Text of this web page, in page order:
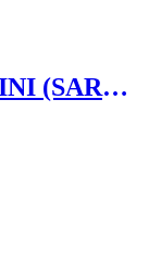
(SARL)